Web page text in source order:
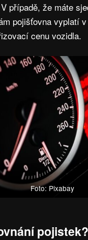
případě, že máte
pojišťovna vyplatí
cenu vozidla.
Foto: Pixabay
pojistek?